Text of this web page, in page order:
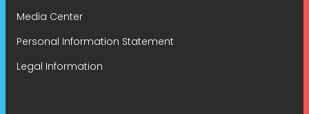
Media Center
Personal Information Statement
Legal Information